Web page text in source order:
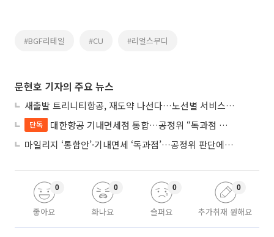
#BGF리테일 #CU #리얼스무디
문현호 기자의 주요 뉴스
새출발 트리니티항공, 재도약 나선다…노선별 서비스 차별화
단독
대한항공 기내면세점 통합…공정위 “독과점 여부 따진다”
마일리지 ‘통합안’·기내면세 ‘독과점’…공정위 판단에 쏠린 눈
좋아요
0
화나요
0
슬퍼요
0
추가취재 원해요
0